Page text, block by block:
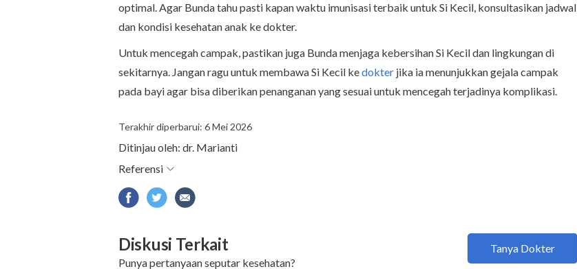
optimal. Agar Bunda tahu pasti kapan waktu imunisasi terbaik untuk Si Kecil, konsultasikan jadwal
dan kondisi kesehatan anak ke dokter.
Untuk mencegah campak, pastikan juga Bunda menjaga kebersihan Si Kecil dan lingkungan di
sekitarnya. Jangan ragu untuk membawa Si Kecil kedokter jika ia menunjukkan gejala campak
pada bayi agar bisa diberikan penanganan yang sesuai untuk mencegah terjadinya komplikasi.
Terakhir diperbarui: 6 Mei 2026